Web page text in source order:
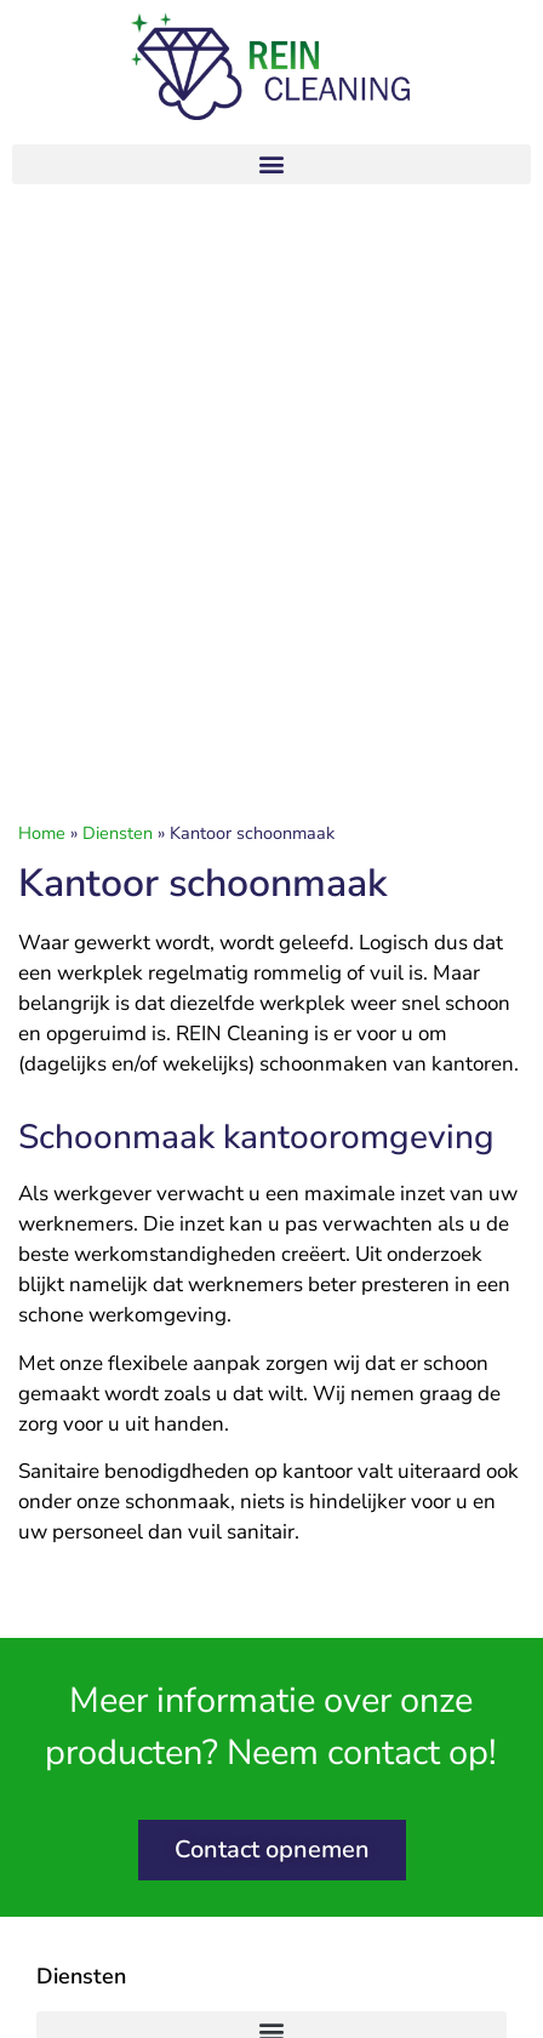
Home » Diensten » Kantoor schoonmaak
Kantoor schoonmaak
Waar gewerkt wordt, wordt geleefd. Logisch dus dat
een werkplek regelmatig rommelig of vuil is. Maar
belangrijk is dat diezelfde werkplek weer snel schoon
en opgeruimd is. REIN Cleaning is er voor u om
(dagelijks en/of wekelijks) schoonmaken van kantoren.
Schoonmaak kantooromgeving
Als werkgever verwacht u een maximale inzet van uw
werknemers. Die inzet kan u pas verwachten als u de
beste werkomstandigheden creëert. Uit onderzoek
blijkt namelijk dat werknemers beter presteren in een
schone werkomgeving.
Met onze flexibele aanpak zorgen wij dat er schoon
gemaakt wordt zoals u dat wilt. Wij nemen graag de
zorg voor u uit handen.
Sanitaire benodigdheden op kantoor valt uiteraard ook
onder onze schonmaak, niets is hindelijker voor u en
uw personeel dan vuil sanitair.
Meer informatie over onze
producten? Neem contact op!
Contact opnemen
Diensten